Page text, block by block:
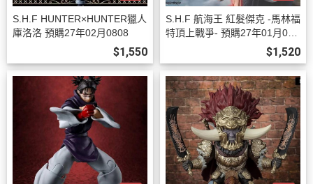
S.H.F HUNTER×HUNTER獵人
庫洛洛 預購27年02月0808
$1,550
S.H.F 航海王 紅髮傑克 -馬林福
特頂上戰爭- 預購27年01月080
$1,520